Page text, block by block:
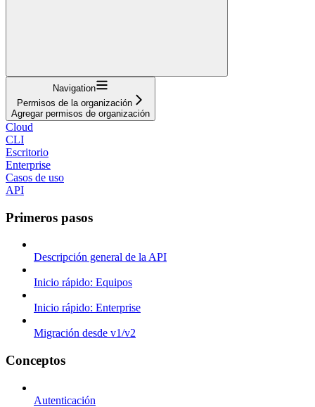
Navigation
Permisos de la organización
Agregar permisos de organización
Cloud
CLI
Escritorio
Enterprise
Casos de uso
API
Primeros pasos
Descripción general de la API
Inicio rápido: Equipos
Inicio rápido: Enterprise
Migración desde v1/v2
Conceptos
Autenticación